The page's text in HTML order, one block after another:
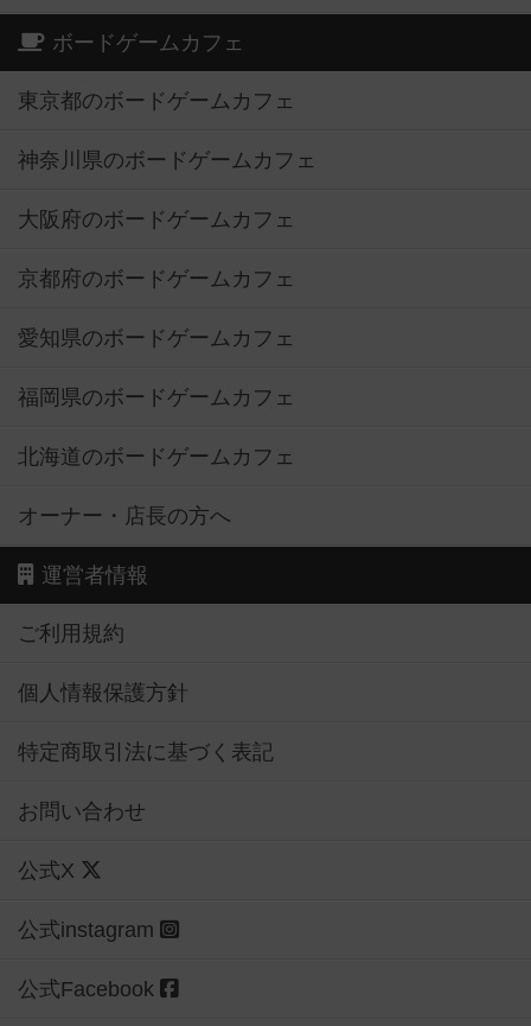
ボードゲームカフェ
東京都のボードゲームカフェ
神奈川県のボードゲームカフェ
大阪府のボードゲームカフェ
京都府のボードゲームカフェ
愛知県のボードゲームカフェ
福岡県のボードゲームカフェ
北海道のボードゲームカフェ
オーナー・店長の方へ
運営者情報
ご利用規約
個人情報保護方針
特定商取引法に基づく表記
お問い合わせ
公式X
公式instagram
公式Facebook